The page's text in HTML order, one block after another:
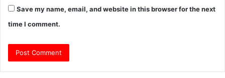
Save my name, email, and website in this browser for the next
time I comment.